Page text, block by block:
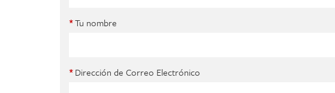
*Tu nombre
* Dirección de Correo Electrónico